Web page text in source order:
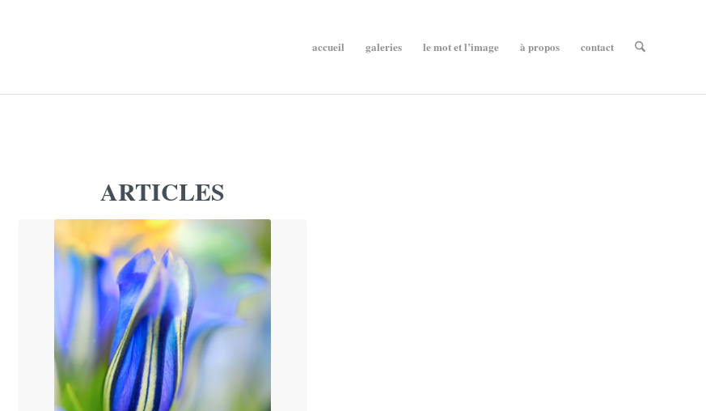
accueil galeries le mot et l’image à propos contact
ARTICLES